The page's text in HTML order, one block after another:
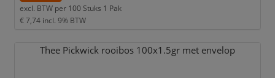
excl. BTW per 100 Stuks 1 Pak
€ 7,74 incl. 9% BTW
Thee Pickwick rooibos 100x1.5gr met envelop